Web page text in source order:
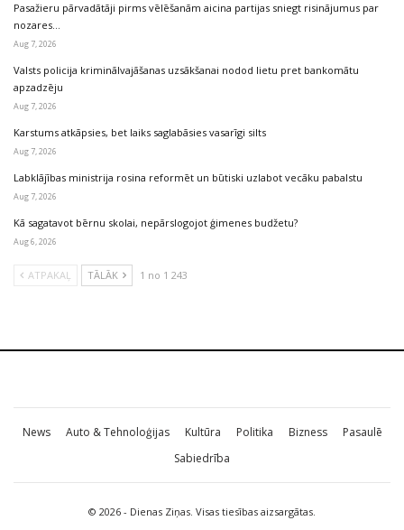
Pasažieru pārvadātāji pirms vēlēšanām aicina partijas sniegt risinājumus par
nozares…
Aug 7, 2026
Valsts policija kriminālvajāšanas uzsākšanai nodod lietu pret bankomātu
apzadzēju
Aug 7, 2026
Karstums atkāpsies, bet laiks saglabāsies vasarīgi silts
Aug 7, 2026
Labklājības ministrija rosina reformēt un būtiski uzlabot vecāku pabalstu
Aug 7, 2026
Kā sagatavot bērnu skolai, nepārslogojot ģimenes budžetu?
Aug 6, 2026
ATPAKAĻ TĀLĀK 1 no 1 243
News Auto & Tehnoloģijas Kultūra Politika Bizness
Pasaulē
Sabiedrība
© 2026 - Dienas Ziņas. Visas tiesības aizsargātas.